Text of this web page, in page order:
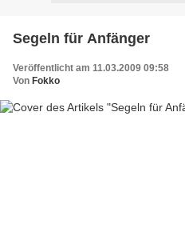
Segeln für Anfänger
Veröffentlicht am 11.03.2009 09:58
Von Fokko